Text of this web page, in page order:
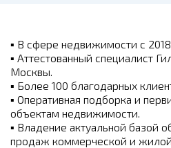
▪ В сфере недвижимости с
▪ Аттестованный специалист
Москвы.
▪ Более 100 благодарных
▪ Оперативная подборка и
объектам недвижимости.
▪ Владение актуальной базой
продаж коммерческой и